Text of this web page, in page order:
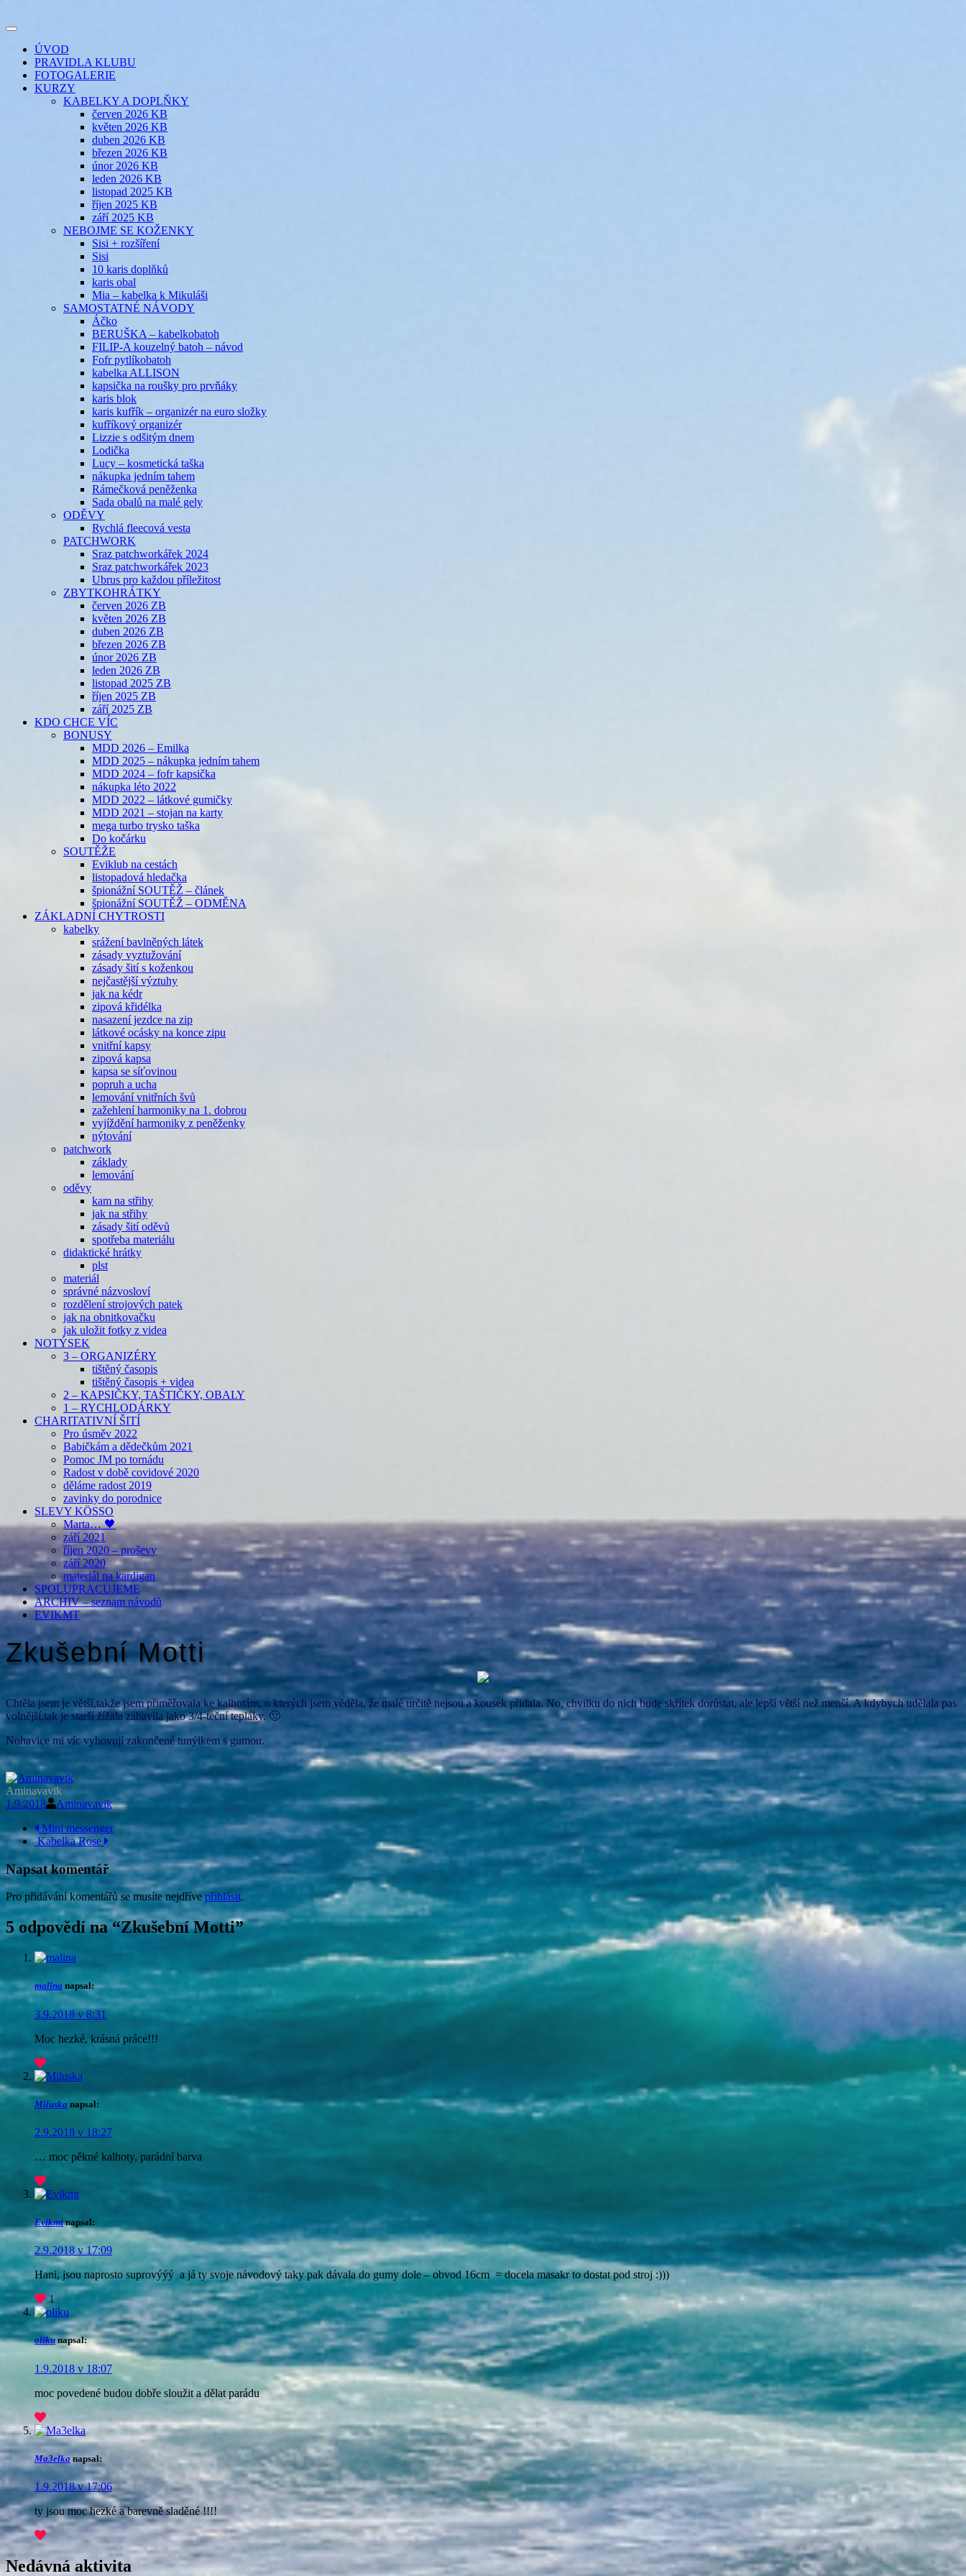
k
webuEVIKLUB
šicí klub
Toggle
navigation
ÚVOD
PRAVIDLA KLUBU
FOTOGALERIE
KURZY
KABELKY A DOPLŇKY
červen 2026 KB
květen 2026 KB
duben 2026 KB
březen 2026 KB
únor 2026 KB
leden 2026 KB
listopad 2025 KB
říjen 2025 KB
září 2025 KB
NEBOJME SE KOŽENKY
Sisi + rozšíření
Sisi
10 karis doplňků
karis obal
Mia – kabelka k Mikuláši
SAMOSTATNÉ NÁVODY
Áčko
BERUŠKA – kabelkobatoh
FILIP-A kouzelný batoh – návod
Fofr pytlíkobatoh
kabelka ALLISON
kapsička na roušky pro prvňáky
karis blok
karis kufřík – organizér na euro složky
kufříkový organizér
Lizzie s odšitým dnem
Lodička
Lucy – kosmetická taška
nákupka jedním tahem
Rámečková peněženka
Sada obalů na malé gely
ODĚVY
Rychlá fleecová vesta
PATCHWORK
Sraz patchworkářek 2024
Sraz patchworkářek 2023
Ubrus pro každou příležitost
ZBYTKOHRÁTKY
červen 2026 ZB
květen 2026 ZB
duben 2026 ZB
březen 2026 ZB
únor 2026 ZB
leden 2026 ZB
listopad 2025 ZB
říjen 2025 ZB
září 2025 ZB
KDO CHCE VÍC
BONUSY
MDD 2026 – Emilka
MDD 2025 – nákupka jedním tahem
MDD 2024 – fofr kapsička
nákupka léto 2022
MDD 2022 – látkové gumičky
MDD 2021 – stojan na karty
mega turbo trysko taška
Do kočárku
SOUTĚŽE
Eviklub na cestách
listopadová hledačka
špionážní SOUTĚŽ – článek
špionážní SOUTĚŽ – ODMĚNA
ZÁKLADNÍ CHYTROSTI
kabelky
srážení bavlněných látek
zásady vyztužování
zásady šití s koženkou
nejčastější výztuhy
jak na kédr
zipová křidélka
nasazení jezdce na zip
látkové ocásky na konce zipu
vnitřní kapsy
zipová kapsa
kapsa se síťovinou
popruh a ucha
lemování vnitřních švů
zažehlení harmoniky na 1. dobrou
vyjíždění harmoniky z peněženky
nýtování
patchwork
základy
lemování
oděvy
kam na střihy
jak na střihy
zásady šití oděvů
spotřeba materiálu
didaktické hrátky
plst
materiál
správné názvosloví
rozdělení strojových patek
jak na obnitkovačku
jak uložit fotky z videa
NOTÝSEK
3 – ORGANIZÉRY
tištěný časopis
tištěný časopis + videa
2 – KAPSIČKY, TAŠTIČKY, OBALY
1 – RYCHLODÁRKY
CHARITATIVNÍ ŠITÍ
Pro úsměv 2022
Babičkám a dědečkům 2021
Pomoc JM po tornádu
Radost v době covidové 2020
děláme radost 2019
zavinky do porodnice
SLEVY KÖSSO
Marta… 🖤
září 2021
říjen 2020 – proševy
září 2020
materiál na kardigan
SPOLUPRACUJEME
ARCHIV – seznam návodů
EVIKMT
Zkušební Motti
Chtěla jsem je větší,takže jsem přiměřovala ke kalhotám, o kterých jsem věděla, že malé určitě nejsou a kousek přidala. No, chvilku do nich bude skřítek dorůstat, ale lepší větší než menší. A kdybych udělala pas
volnější,tak je starší žížala zabavila jako 3/4-teční tepláky. 🙂
Nohavice mi víc vyhovují zakončené tunýlkem s gumou.
Aminavavik
1.9.2018
Aminavavik
Navigace
příspěvku
Mini messenger
Kabelka Rose
Napsat komentář
Pro přidávání komentářů se musíte nejdřívepřihlásit.
5 odpovědí na “Zkušební Motti”
malina napsal:
3.9.2018 v 8:31
Moc hezké, krásná práce!!!
Miluska napsal:
2.9.2018 v 18:27
… moc pěkné kalhoty, parádní barva
Evikmt napsal:
2.9.2018 v 17:09
Hani, jsou naprosto suprovýýýa já ty svoje návodový taky pak dávala do gumy dole – obvod 16cm = docela masakr to dostat pod stroj :)))
1
oliku napsal:
1.9.2018 v 18:07
moc povedené budou dobře sloužit a dělat parádu
Ma3elka napsal:
1.9.2018 v 17:06
ty jsou moc hezké a barevně sladěné !!!!
Nedávná aktivita